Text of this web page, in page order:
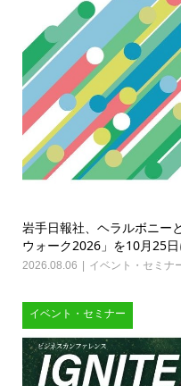
岩手日報社、ヘラルボニー
ウォーク2026」を10月25
2026.08.06 イベント・セミナ
イベント・セミナー